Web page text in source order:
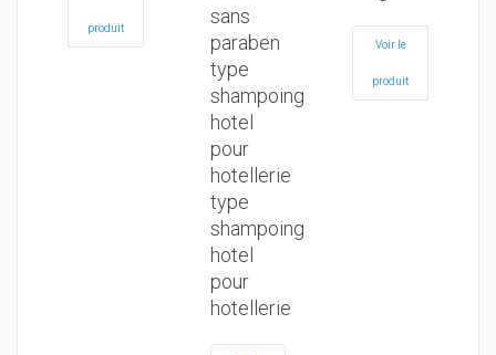
produit
sans
paraben
type
shampoing
hotel
pour
hotellerie
type
shampoing
hotel
pour
hotellerie
Voir le
produit